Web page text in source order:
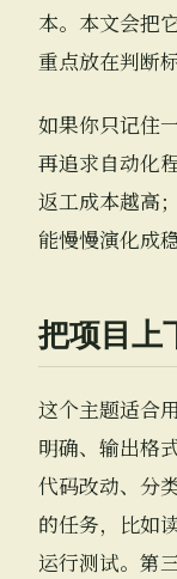
本。本文会把
重点放在判断
如果你只记住
再追求自动化
返工成本越高
能慢慢演化成
把项目上
这个主题适合
明确、输出格
代码改动、分
的任务，比如
运行测试。第